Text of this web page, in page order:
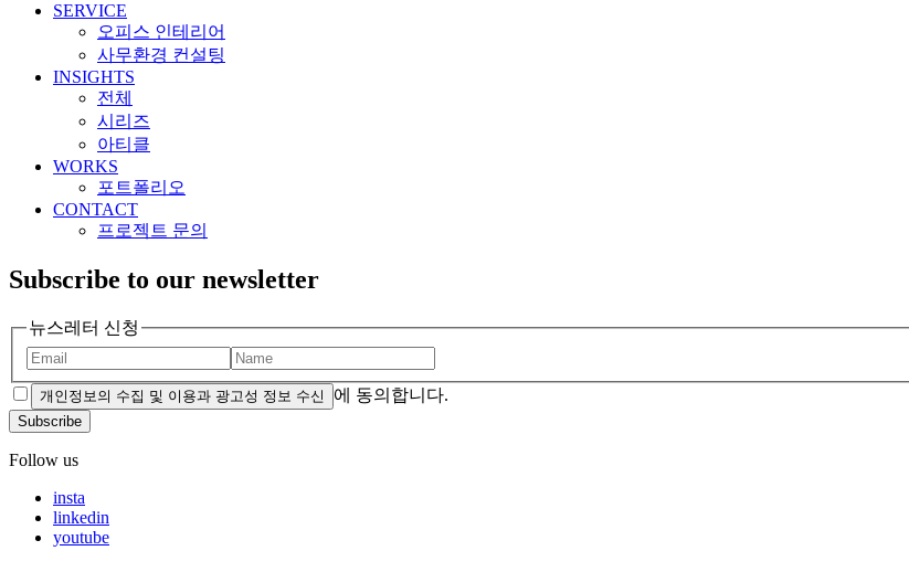
SERVICE
오피스 인테리어
사무환경 컨설팅
INSIGHTS
전체
시리즈
아티클
WORKS
포트폴리오
CONTACT
프로젝트 문의
Subscribe to our newsletter
뉴스레터 신청
개인정보의 수집 및 이용과 광고성 정보 수신 에 동의합니다.
Subscribe
Follow us
insta
linkedin
youtube